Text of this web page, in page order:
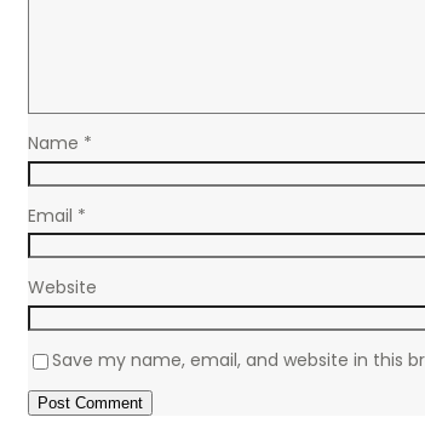
Name *
Email *
Website
Save my name, email, and website in this